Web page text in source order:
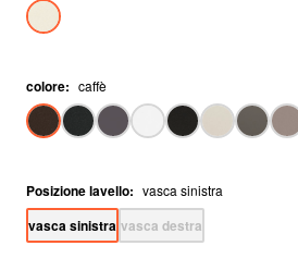
colore: caffè
Posizione lavello: vasca sinistra
vasca sinistra vasca destra